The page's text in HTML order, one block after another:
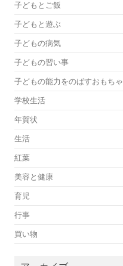
子どもとご飯
子どもと遊ぶ
子どもの病気
子どもの習い事
子どもの能力をのばすおもちゃ
学校生活
年賀状
生活
紅葉
美容と健康
育児
行事
買い物